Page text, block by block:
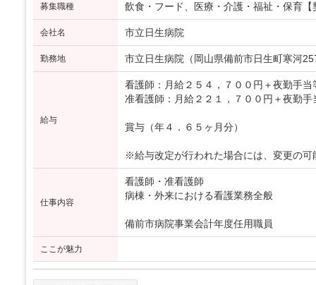
募集職種 飲食・フード、医療・介護・福祉・保育【
会社名 市立日生病院
勤務地 市立日生病院（岡山県備前市日生町寒河
給与
看護師：月給２５４，７００円＋夜勤手当
准看護師：月給２２１，７００円＋夜勤手
賞与（年４．６５ヶ月分）
※給与改定が行われた場合には、変更の可
仕事内容
看護師・准看護師
病棟・外来における看護業務全般
備前市病院事業会計年度任用職員
ここが魅力